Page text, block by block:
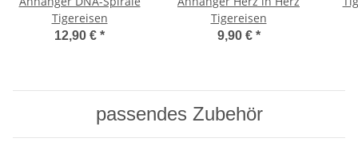
Tigereisen
12,90 € *
Tigereisen
9,90 € *
passendes Zubehör